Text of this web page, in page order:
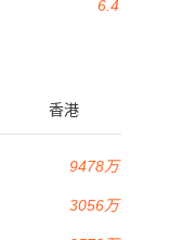
6.4
香港
9478万
3056万